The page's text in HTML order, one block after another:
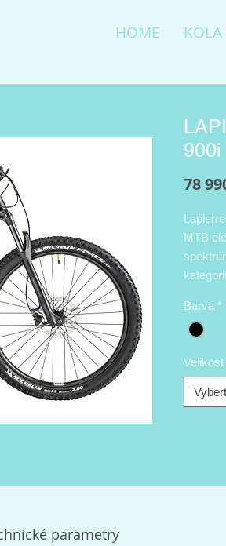
HOME KOLA
900i
78
MTB
baterie
převody.
Barva *
parametry